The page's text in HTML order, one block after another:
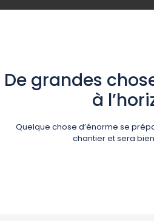
De grandes
à
Quelque chose d’énorme se
chantier et sera